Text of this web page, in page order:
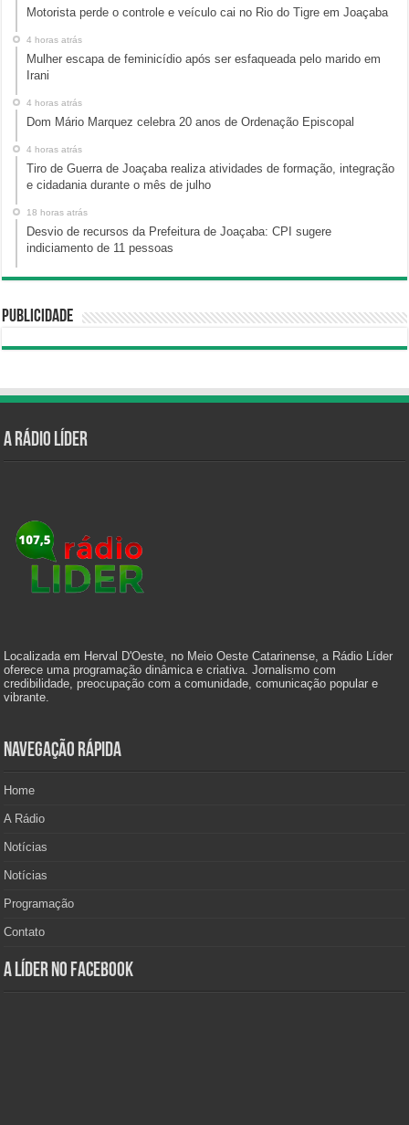
Motorista perde o controle e veículo cai no Rio do Tigre em Joaçaba
4 horas atrás
Mulher escapa de feminicídio após ser esfaqueada pelo marido em
Irani
4 horas atrás
Dom Mário Marquez celebra 20 anos de Ordenação Episcopal
4 horas atrás
Tiro de Guerra de Joaçaba realiza atividades de formação, integração
e cidadania durante o mês de julho
18 horas atrás
Desvio de recursos da Prefeitura de Joaçaba: CPI sugere
indiciamento de 11 pessoas
Publicidade
A Rádio Líder
Localizada em Herval D'Oeste, no Meio Oeste Catarinense, a Rádio Líder
oferece uma programação dinâmica e criativa. Jornalismo com
credibilidade, preocupação com a comunidade, comunicação popular e
vibrante.
Navegação Rápida
Home
A Rádio
Notícias
Notícias
Programação
Contato
A Líder no Facebook